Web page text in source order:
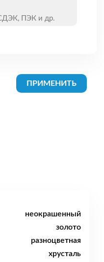
ПЭК и др.
неокрашенный
золото
разноцветная
хрусталь